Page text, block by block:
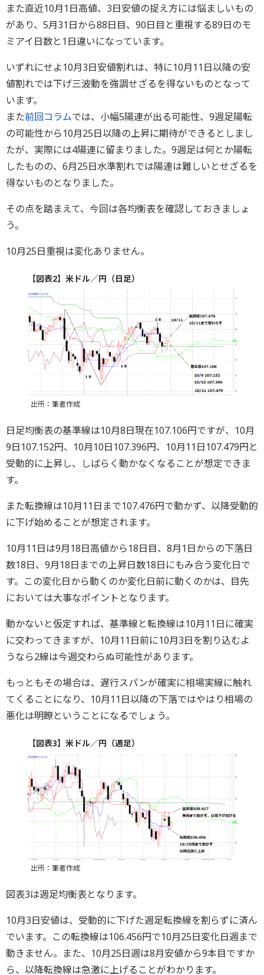
また直近10月1日高値、3日安値の捉え方には悩ましいもの
があり、5月31日から88日目、90日目と重視する89日のモ
ミアイ日数と1日違いになっています。
いずれにせよ10月3日安値割れは、特に10月11日以降の安
値割れでは下げ三波動を強調せざるを得ないものとなって
います。
また前回コラムでは、小幅5陽連が出る可能性、9週足陽転
の可能性から10月25日以降の上昇に期待ができるとしまし
たが、実際には4陽連に留まりました。9週足は何とか陽転
したものの、6月25日水準割れでは陽連は難しいとせざるを
得ないものとなりました。
その点を踏まえて、今回は各均衡表を確認しておきましょ
う。
10月25日重視は変化ありません。
【図表2】米ドル／円（日足）
出所：筆者作成
日足均衡表の基準線は10月8日現在107.106円ですが、10月
9日107.152円、10月10日107.396円、10月11日107.479円と
受動的に上昇し、しばらく動かなくなることが想定できま
す。
また転換線は10月11日まで107.476円で動かず、以降受動的
に下げ始めることが想定されます。
10月11日は9月18日高値から18日目、8月1日からの下落日
数18日、9月18日までの上昇日数18日にもみ合う変化日で
す。この変化日から動くのか変化日前に動くのかは、目先
においては大事なポイントとなります。
動かないと仮定すれば、基準線と転換線は10月11日に確実
に交わってきますが、10月11日前に10月3日を割り込むよ
うなら2線は今週交わらぬ可能性があります。
もっともその場合は、遅行スパンが確実に相場実線に触れ
てくることになり、10月11日以降の下落ではやはり相場の
悪化は明瞭ということになるでしょう。
【図表3】米ドル／円（週足）
出所：筆者作成
図表3は週足均衡表となります。
10月3日安値は、受動的に下げた週足転換線を割らずに済ん
でいます。この転換線は106.456円で10月25日変化日週まで
動きません。また、10月25日週は8月安値から9本目ですか
ら、以降転換線は急激に上げることがわかります。